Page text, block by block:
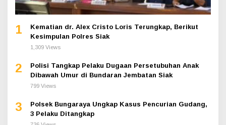
1
Kematian dr. Alex Cristo Loris Terungkap, Berikut
Kesimpulan Polres Siak
1,309 Views
2
Polisi Tangkap Pelaku Dugaan Persetubuhan Anak
Dibawah Umur di Bundaran Jembatan Siak
799 Views
3
Polsek Bungaraya Ungkap Kasus Pencurian Gudang,
3 Pelaku Ditangkap